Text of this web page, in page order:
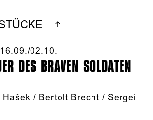
​02.10.​
DES BRAVEN SOLDATEN
Hašek / Bertolt Brecht / Sergei